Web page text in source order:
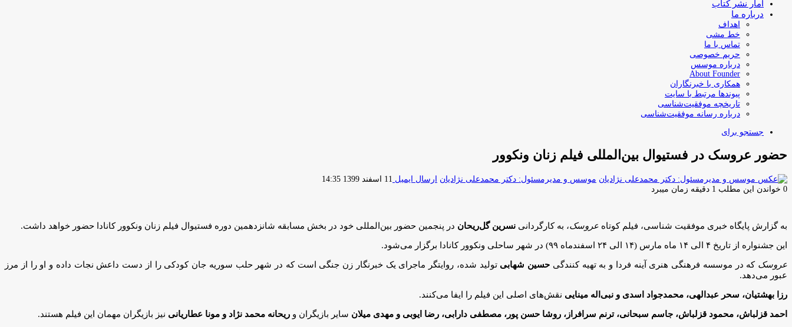
آمار نشر کتاب
درباره ما
اهداف
خط مشی
تماس با ما
حریم خصوصی
درباره موسس
About Founder
همکاری با خبرنگاران
پیوندها مرتبط با سایت
تاریخچه موفقیت‌شناسی
درباره رسانه موفقیت‌شناسی
جستجو برای
حضور عروسک در فستیوال بین‌المللی فیلم زنان ونکوور
موسس و مدیرمسئول: دکتر محمدعلی نژادیان ارسال ایمیل 11 اسفند 1399 14:35
0 خواندن این مطلب 1 دقیقه زمان میبرد
به گزارش پایگاه خبری موفقیت شناسی، فیلم کوتاه عروسک، به کارگردانی نسرین گل‌ریحان در پنجمین حضور بین‌المللی خود در بخش مسابقه شانزدهمین دوره فستیوال فیلم زنان ونکوور کانادا حضور خواهد داشت.
این جشنواره از تاریخ ۴ الی ۱۴ ماه مارس (۱۴ الی ۲۴ اسفندماه ۹۹) در شهر ساحلی ونکوور کانادا برگزار می‌شود.
عروسک که در موسسه فرهنگی هنری آینه فردا و به تهیه کنندگی حسین شهابی تولید شده، روایتگر ماجرای یک خبرنگار زن جنگی است که در شهر حلب سوریه جان کودکی را از دست داعش نجات داده و او را از مرز
عبور می‌دهد.
رزا بهشتیان، سحر عبدالهی، محمدجواد اسدی و نبی‌اله مینایی نقش‌های اصلی این فیلم را ایفا می‌کنند.
احمد قزلباش، محمود قزلباش، جاسم سبحانی، ترنم سرافراز، روشا حسن پور، مصطفی دارابی، رضا ایوبی و مهدی میلان سایر بازیگران و ریحانه محمد نژاد و مونا عطاریانی نیز بازیگران مهمان این فیلم هستند.